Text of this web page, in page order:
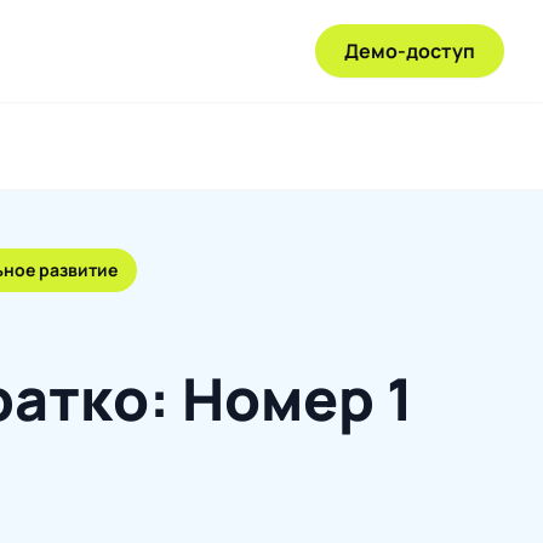
Демо-доступ
развитие
Номер 1